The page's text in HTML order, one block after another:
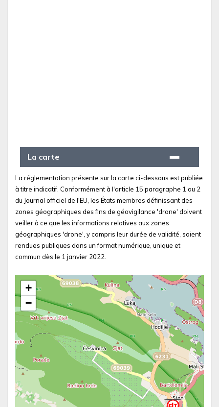
La carte
La réglementation présente sur la carte ci-dessous est publiée
à titre indicatif. Conformément à l'article 15 paragraphe 1 ou 2
du Journal officiel de l'EU, les États membres définissant des
zones géographiques des fins de géovigilance 'drone' doivent
veiller à ce que les informations relatives aux zones
géographiques 'drone', y compris leur durée de validité, soient
rendues publiques dans un format numérique, unique et
commun dès le 1 janvier 2022.